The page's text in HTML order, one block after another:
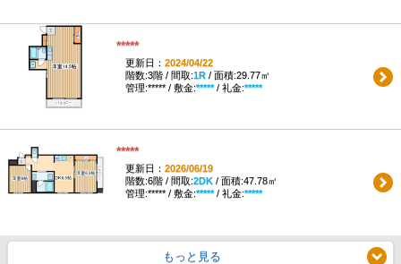
*****
更新日： 2024/04/22
階数:3階 / 間取:1R/ 面積:29.77㎡
管理:***** / 敷金:*****/ 礼金:*****
*****
更新日： 2026/06/19
階数:6階 / 間取:2DK/ 面積:47.78㎡
管理:***** / 敷金:*****/ 礼金:*****
もっと見る